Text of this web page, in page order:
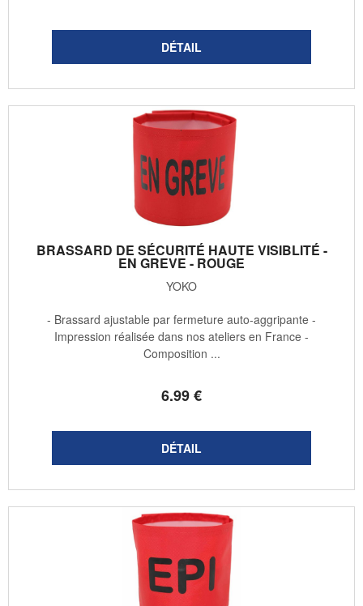
BRASSARD DE SÉCURITÉ HAUTE VISIBLITÉ -
EN GREVE - ROUGE
YOKO
6.99€
- Brassard ajustable par fermeture auto-aggripante -
Impression réalisée dans nos ateliers en France -
Composition ...